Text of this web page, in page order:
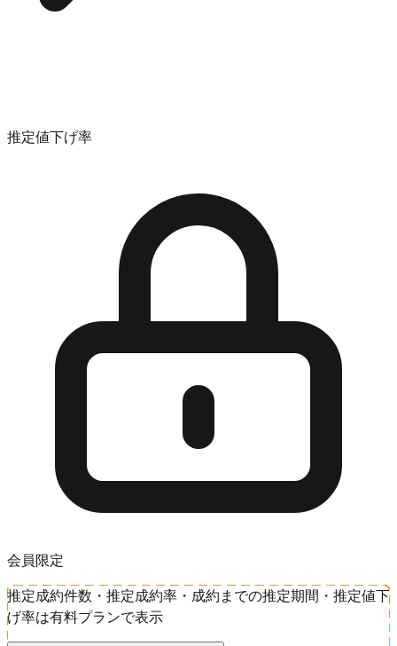
推定値下げ率
会員限定
推定成約件数・推定成約率・成約までの推定期間・推定値下
げ率は有料プランで表示